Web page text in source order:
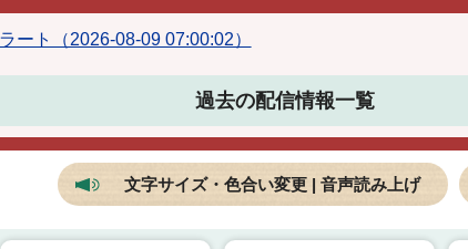
ート（2026-08-09 07:00:02）
過去の配信情報一覧
文字サイズ・色合い変更 | 音声読み上げ